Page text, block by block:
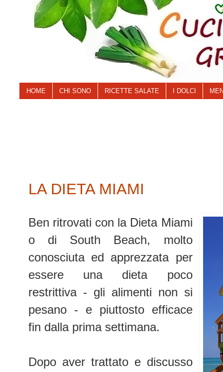
HOME CHI SONO RICETTE SALATE I DOLCI
LA DIETA MIAMI
Ben ritrovati con la Dieta Miami
o di South Beach, molto
conosciuta ed apprezzata per
essere una dieta poco
restrittiva - gli alimenti non si
pesano - e piuttosto efficace
fin dalla prima settimana.
Dopo aver trattato e discusso